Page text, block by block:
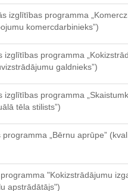
2024
2025
izglītības programma
komercdarbinieks”)
izglītības programma
galdnieks”)
izglītības programma
tēla stilists”)
„Bērnu aprūpe”
"Kokizstrādājumu
apstrādātājs")